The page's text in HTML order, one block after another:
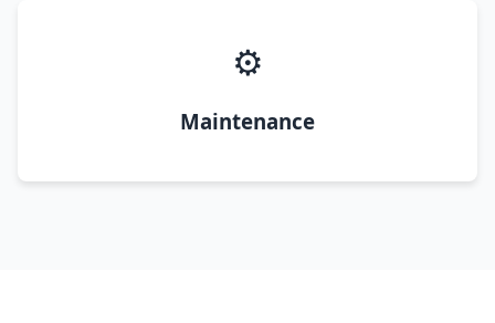
⚙️
Maintenance